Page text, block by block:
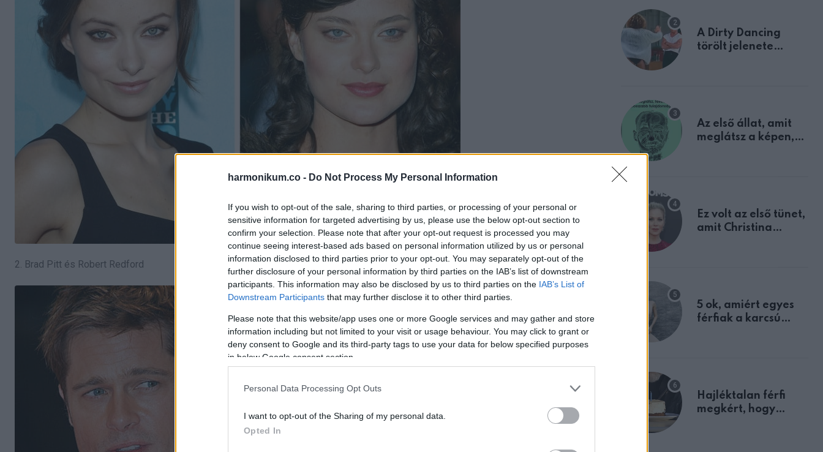
harmonikum.co - Do Not Process My Personal Information
If you wish to opt-out of the sale, sharing to third parties, or processing of your personal or
sensitive information for targeted advertising by us, please use the below opt-out section to
confirm your selection. Please note that after your opt-out request is processed you may
continue seeing interest-based ads based on personal information utilized by us or personal
information disclosed to third parties prior to your opt-out. You may separately opt-out of the
further disclosure of your personal information by third parties on the IAB’s list of downstream
participants. This information may also be disclosed by us to third parties on the IAB’s List of
Downstream Participants that may further disclose it to other third parties.
Please note that this website/app uses one or more Google services and may gather and store
information including but not limited to your visit or usage behaviour. You may click to grant or
deny consent to Google and its third-party tags to use your data for below specified purposes
in below Google consent section.
Personal Data Processing Opt Outs
I want to opt-out of the Sharing of my personal data.
Opted In
2. Brad Pitt és Robert Redford
A Dirty Dancing
törölt jelenete
Az első állat, amit
meglátsz a képen,
Ez volt az első tünet,
amit Christina
5 ok, amiért egyes
férfiak a karcsú
Hajléktalan férfi
megkért, hogy